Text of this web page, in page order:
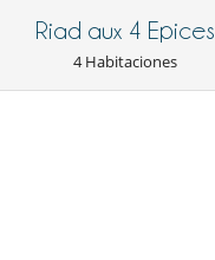
Riad aux 4 Epices
4 Habitaciones